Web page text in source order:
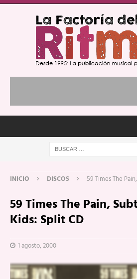
INICIO DISCOS 59 Times The
59 Times The Pain,
Kids: Split CD
1 agosto, 2000